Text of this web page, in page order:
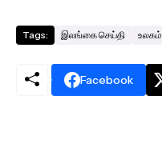
Tags: இலங்கை செய்தி உலகம்
Facebook